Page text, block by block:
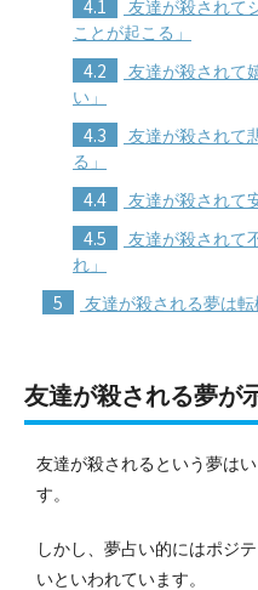
4.1
友達が殺されて
ことが起こる」
4.2
友達が殺されて
い」
4.3
友達が殺されて
る」
4.4 友達が殺されて
4.5
友達が殺されて
れ」
5 友達が殺される夢は
友達が殺される夢が
友達が殺されるという夢は
す。
しかし、夢占い的にはポジ
いといわれています。